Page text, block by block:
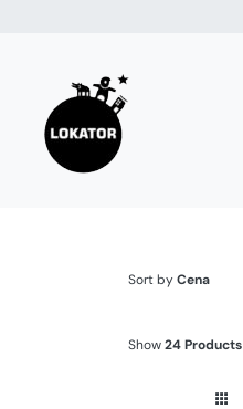
zawartości
Sort byCena
Show24 Products